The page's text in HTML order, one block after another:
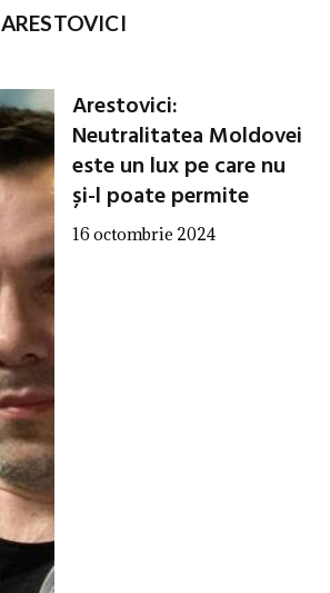
ARESTOVICI
Arestovici:
Neutralitatea Moldovei
este un lux pe care nu
și-l poate permite
16 octombrie 2024